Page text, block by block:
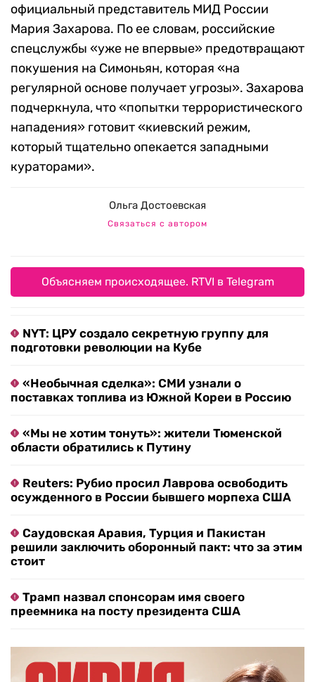
официальный представитель МИД России
Мария Захарова. По ее словам, российские
спецслужбы «уже не впервые» предотвращают
покушения на Симоньян, которая «на
регулярной основе получает угрозы». Захарова
подчеркнула, что «попытки террористического
нападения» готовит «киевский режим,
который тщательно опекается западными
кураторами».
Ольга Достоевская
Связаться с автором
Объясняем происходящее. RTVI в Telegram
NYT: ЦРУ создало секретную группу для
подготовки революции на Кубе
«Необычная сделка»: СМИ узнали о
поставках топлива из Южной Кореи в Россию
«Мы не хотим тонуть»: жители Тюменской
области обратились к Путину
Reuters: Рубио просил Лаврова освободить
осужденного в России бывшего морпеха США
Саудовская Аравия, Турция и Пакистан
решили заключить оборонный пакт: что за этим
стоит
Трамп назвал спонсорам имя своего
преемника на посту президента США